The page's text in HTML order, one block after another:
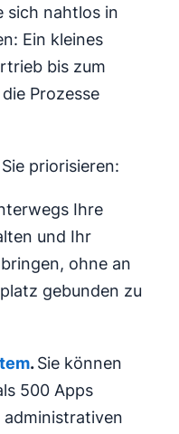
sich nahtlos in
Ein kleines
bis zum
Prozesse
priorisieren:
Ihre
und Ihr
ohne an
gebunden zu
.Sie können
500 Apps